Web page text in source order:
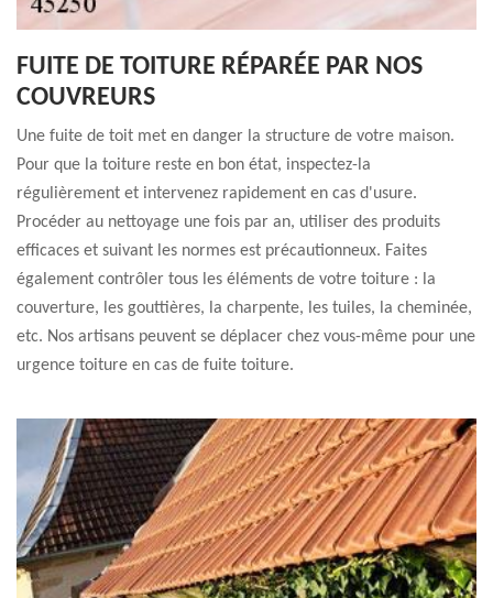
FUITE DE TOITURE RÉPARÉE PAR NOS
COUVREURS
Une fuite de toit met en danger la structure de votre maison.
Pour que la toiture reste en bon état, inspectez-la
régulièrement et intervenez rapidement en cas d'usure.
Procéder au nettoyage une fois par an, utiliser des produits
efficaces et suivant les normes est précautionneux. Faites
également contrôler tous les éléments de votre toiture : la
couverture, les gouttières, la charpente, les tuiles, la cheminée,
etc. Nos artisans peuvent se déplacer chez vous-même pour une
urgence toiture en cas de fuite toiture.